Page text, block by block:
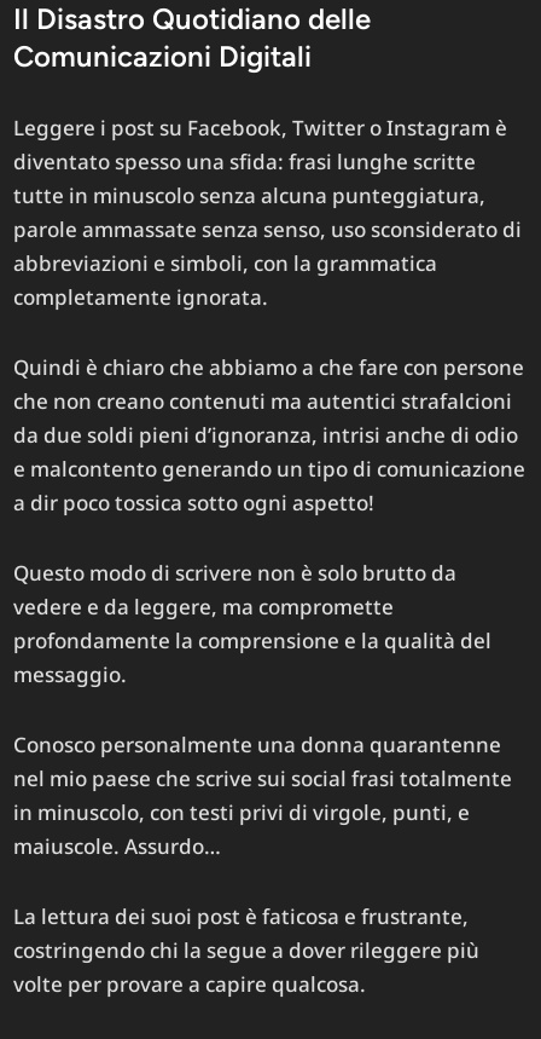
Il Disastro Quotidiano delle
Comunicazioni Digitali
Leggere i post su Facebook, Twitter o Instagram è
diventato spesso una sfida: frasi lunghe scritte
tutte in minuscolo senza alcuna punteggiatura,
parole ammassate senza senso, uso sconsiderato di
abbreviazioni e simboli, con la grammatica
completamente ignorata.
Quindi è chiaro che abbiamo a che fare con persone
che non creano contenuti ma autentici strafalcioni
da due soldi pieni d’ignoranza, intrisi anche di odio
e malcontento generando un tipo di comunicazione
a dir poco tossica sotto ogni aspetto!
Questo modo di scrivere non è solo brutto da
vedere e da leggere, ma compromette
profondamente la comprensione e la qualità del
messaggio.
Conosco personalmente una donna quarantenne
nel mio paese che scrive sui social frasi totalmente
in minuscolo, con testi privi di virgole, punti, e
maiuscole. Assurdo…
La lettura dei suoi post è faticosa e frustrante,
costringendo chi la segue a dover rileggere più
volte per provare a capire qualcosa.